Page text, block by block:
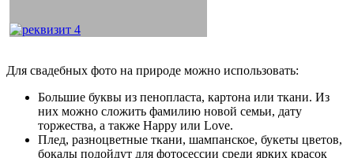
Для свадебных фото на природе можно использовать:
Большие буквы из пенопласта, картона или ткани. Из
них можно сложить фамилию новой семьи, дату
торжества, а также Happy или Love.
Плед, разноцветные ткани, шампанское, букеты цветов,
бокалы подойдут для фотосессии среди ярких красок